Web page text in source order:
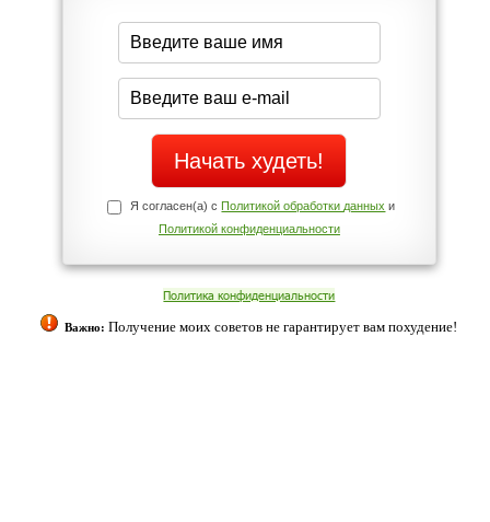
середине дня?
Телефоны службы поддержки
+7 (909) 421-77-27
cookies. Оставаясь с нами, вы соглашаетесь с нашей
Согласен